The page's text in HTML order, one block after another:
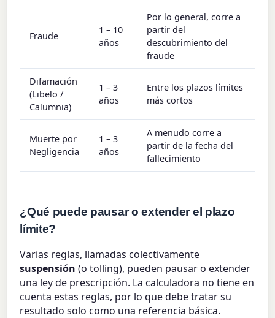
Fraude
1 – 10
años
Por lo general, corre a
partir del
descubrimiento del
fraude
Difamación
(Libelo /
Calumnia)
1 – 3
años
Entre los plazos límites
más cortos
Muerte por
Negligencia
1 – 3
años
A menudo corre a
partir de la fecha del
fallecimiento
¿Qué puede pausar o extender el plazo
límite?
Varias reglas, llamadas colectivamente
suspensión (o tolling), pueden pausar o extender
una ley de prescripción. La calculadora no tiene en
cuenta estas reglas, por lo que debe tratar su
resultado solo como una referencia básica.